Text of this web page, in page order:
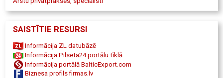
SAISTĪTIE RESURSI
Informācija ZL datubāzē
Informācija Pilseta24 portālu tīklā
Informācija portālā BalticExport.com
Biznesa profils firmas.lv